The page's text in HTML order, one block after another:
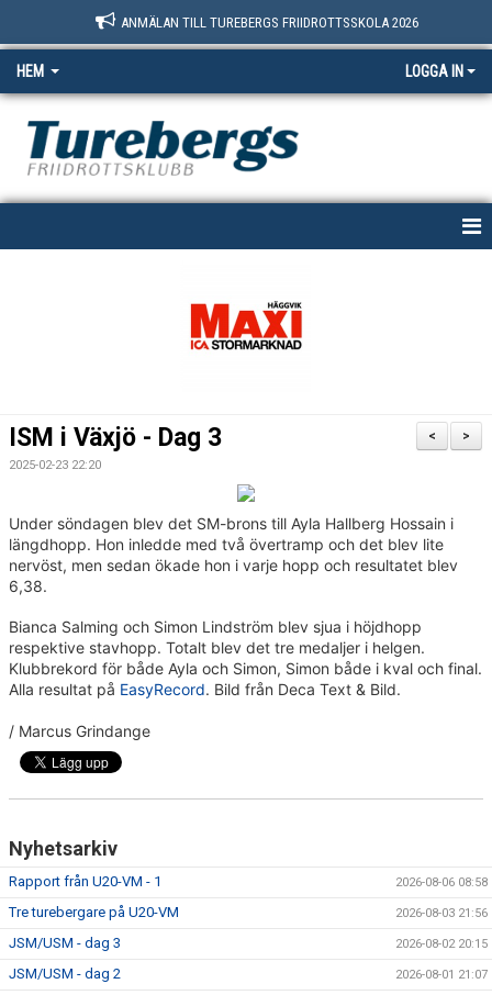
ANMÄLAN TILL TUREBERGS FRIIDROTTSSKOLA 2026
HEM LOGGA IN
MEDLEM
STATISTIK & RESULTAT
TÄVLINGAR
KONTAKT
UTBILDNING
KALENDER
>
<
ISM i Växjö - Dag 3
2025-02-23 22:20
Under söndagen blev det SM-brons till Ayla Hallberg Hossain i
längdhopp. Hon inledde med två övertramp och det blev lite
nervöst, men sedan ökade hon i varje hopp och resultatet blev
6,38.
Bianca Salming och Simon Lindström blev sjua i höjdhopp
respektive stavhopp. Totalt blev det tre medaljer i helgen.
Klubbrekord för både Ayla och Simon, Simon både i kval och final.
Alla resultat på EasyRecord. Bild från Deca Text & Bild.
/ Marcus Grindange
Nyhetsarkiv
Rapport från U20-VM - 1 2026-08-06 08:58
Tre turebergare på U20-VM 2026-08-03 21:56
JSM/USM - dag 3 2026-08-02 20:15
JSM/USM - dag 2 2026-08-01 21:07